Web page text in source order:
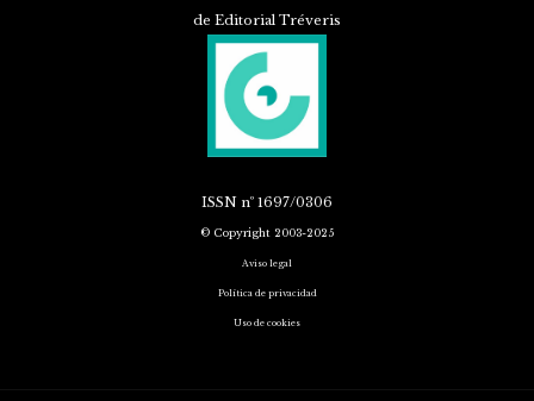
de Editorial Tréveris
ISSN nº 1697/0306
© Copyright 2003-2025
Aviso legal
Política de privacidad
Uso de cookies